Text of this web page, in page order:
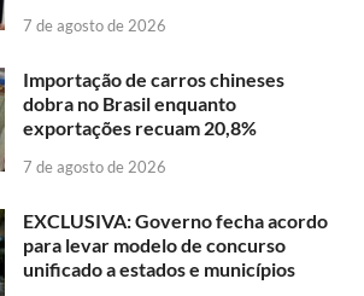
7 de agosto de 2026
Importação de carros chineses
dobra no Brasil enquanto
exportações recuam 20,8%
7 de agosto de 2026
EXCLUSIVA: Governo fecha acordo
para levar modelo de concurso
unificado a estados e municípios